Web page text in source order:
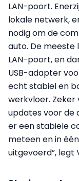
LAN-poort.
lokale netwerk,
nodig om de
auto. De
LAN-poort, en
USB-adapter
echt stabiel en
werkvloer.
updates voor de
er een stabiele
meteen en in
uitgevoerd”, legt